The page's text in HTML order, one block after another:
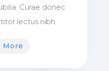
Curae donec
lectus nibh.
More